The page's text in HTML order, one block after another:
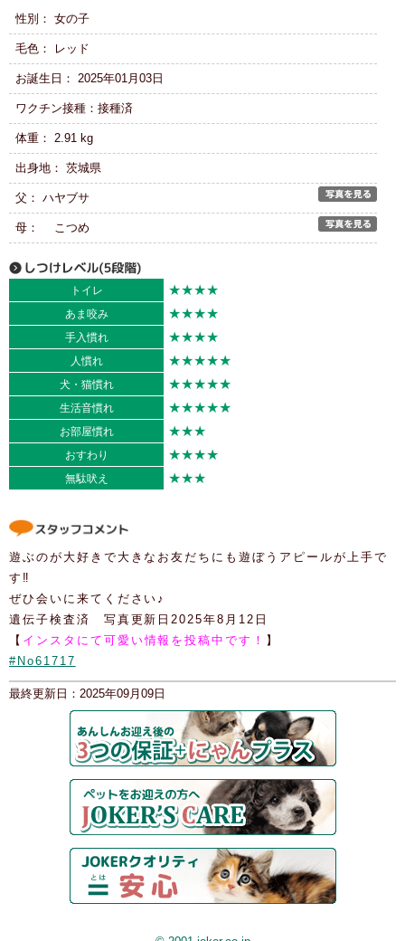
性別： 女の子
毛色： レッド
お誕生日： 2025年01月03日
ワクチン接種：接種済
体重： 2.91 kg
出身地： 茨城県
父： ハヤブサ
母： こつめ
トイレ ★★★★
あま咬み ★★★★
手入慣れ ★★★★
人慣れ ★★★★★
犬・猫慣れ ★★★★★
生活音慣れ ★★★★★
お部屋慣れ ★★★
おすわり ★★★★
無駄吠え ★★★
遊ぶのが大好きで大きなお友だちにも遊ぼうアピールが上手で
す‼
ぜひ会いに来てください♪
遺伝子検査済 写真更新日2025年8月12日
【 インスタにて可愛い情報を投稿中です！ 】
#No61717
最終更新日：2025年09月09日